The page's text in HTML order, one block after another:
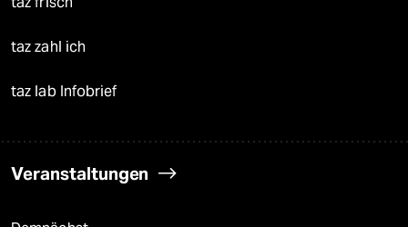
taz zahl ich
taz lab Infobrief
Veranstaltungen